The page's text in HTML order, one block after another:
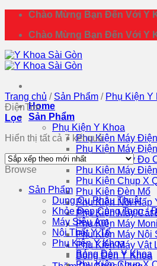
Chào Mừng Bạn Đến Với Y
Chào Mừng Bạn Đến Với Y
Home
Sản Phẩm
Phụ Kiện Y Khoa
Phụ Kiện Máy
Phụ Kiện Máy
Phụ Kiện Máy Đo
Phụ Kiện Máy
Phụ Kiện Chụp X
Phụ Kiện Đèn Mổ
Phụ Kiện Nồi Hấp
Phụ Kiện Máy Cắt
Phụ Kiện Máy
Phụ Kiện Máy Nội
Phụ Kiện Máy Vật
Bóng Đèn Y Khoa
Trang chủ / Sản Phẩm / Phụ Kiện Y
ĐiệnTim
Lọc
Hiển thị tất cả 7 kết quảĐã
sắp
theo
mới
nhất
Browse
Sản Phẩm
Dụng Cụ Phẫu Thuật
Khỏe Đẹp Cùng Togu -
Máy Siêu Âm
Nội Thất Y Tế
Phụ Kiện Y Khoa
Bóng Đèn Y Khoa